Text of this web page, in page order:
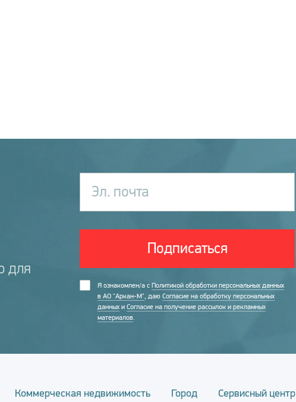
для
Эл. почта
Подписаться
Я ознакомлен/а с Политикой обработки персональных данных
в АО "Аркан-М", даю Согласие на обработку персональных
данных и Согласие на получение рассылок и рекламных
материалов.
Коммерческая недвижимость Город Сервисный центр